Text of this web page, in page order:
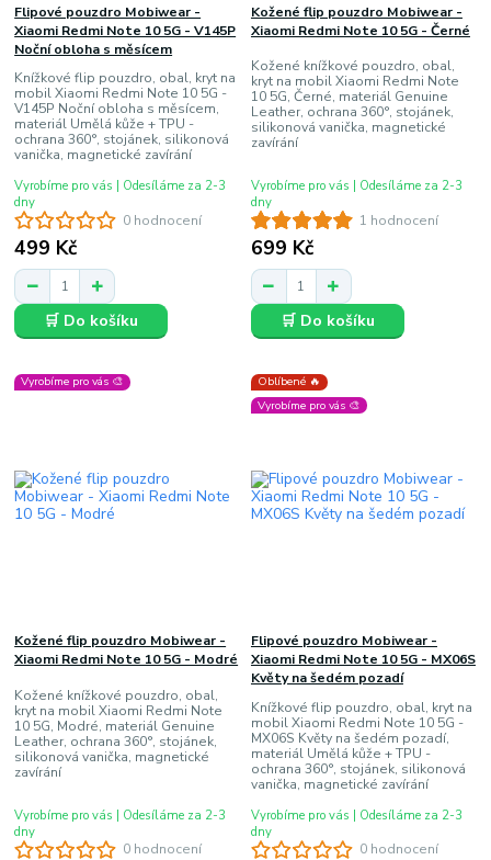
0 hodnocení
Flipové pouzdro Mobiwear -
Xiaomi Redmi Note 10 5G - V145P
Noční obloha s měsícem
Knížkové flip pouzdro, obal, kryt na
mobil Xiaomi Redmi Note 10 5G -
V145P Noční obloha s měsícem,
materiál Umělá kůže + TPU -
ochrana 360°, stojánek, silikonová
vanička, magnetické zavírání
499 Kč
Vyrobíme pro vás | Odesíláme za 2-3
dny
🛒 Do košíku
1 hodnocení
Kožené flip pouzdro Mobiwear -
Xiaomi Redmi Note 10 5G - Černé
Kožené knížkové pouzdro, obal,
kryt na mobil Xiaomi Redmi Note
10 5G, Černé, materiál Genuine
Leather, ochrana 360°, stojánek,
silikonová vanička, magnetické
zavírání
699 Kč
Vyrobíme pro vás | Odesíláme za 2-3
dny
🛒 Do košíku
Vyrobíme pro vás 🎨
0 hodnocení
Kožené flip pouzdro Mobiwear -
Xiaomi Redmi Note 10 5G - Modré
Kožené knížkové pouzdro, obal,
kryt na mobil Xiaomi Redmi Note
10 5G, Modré, materiál Genuine
Leather, ochrana 360°, stojánek,
silikonová vanička, magnetické
zavírání
Vyrobíme pro vás | Odesíláme za 2-3
dny
Oblíbené 🔥
Vyrobíme pro vás 🎨
0 hodnocení
Flipové pouzdro Mobiwear -
Xiaomi Redmi Note 10 5G - MX06S
Květy na šedém pozadí
Knížkové flip pouzdro, obal, kryt na
mobil Xiaomi Redmi Note 10 5G -
MX06S Květy na šedém pozadí,
materiál Umělá kůže + TPU -
ochrana 360°, stojánek, silikonová
vanička, magnetické zavírání
Vyrobíme pro vás | Odesíláme za 2-3
dny